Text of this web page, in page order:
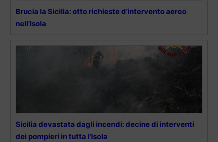
Brucia la Sicilia: otto richieste d’intervento aereo
nell’Isola
Sicilia devastata dagli incendi: decine di interventi
dei pompieri in tutta l’Isola